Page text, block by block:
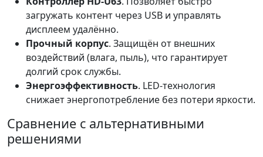
загружать контент через USB и управлять
дисплеем удалённо.
Прочный корпус. Защищён от внешних
воздействий (влага, пыль), что гарантирует
долгий срок службы.
Энергоэффективность. LED-технология
снижает энергопотребление без потери яркости.
Сравнение с альтернативными
решениями